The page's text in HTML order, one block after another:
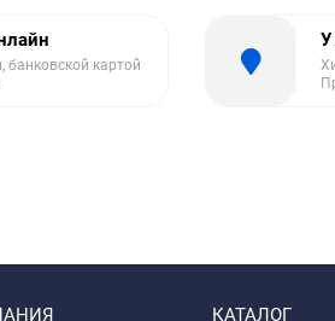
картой
У
КАТАЛОГ